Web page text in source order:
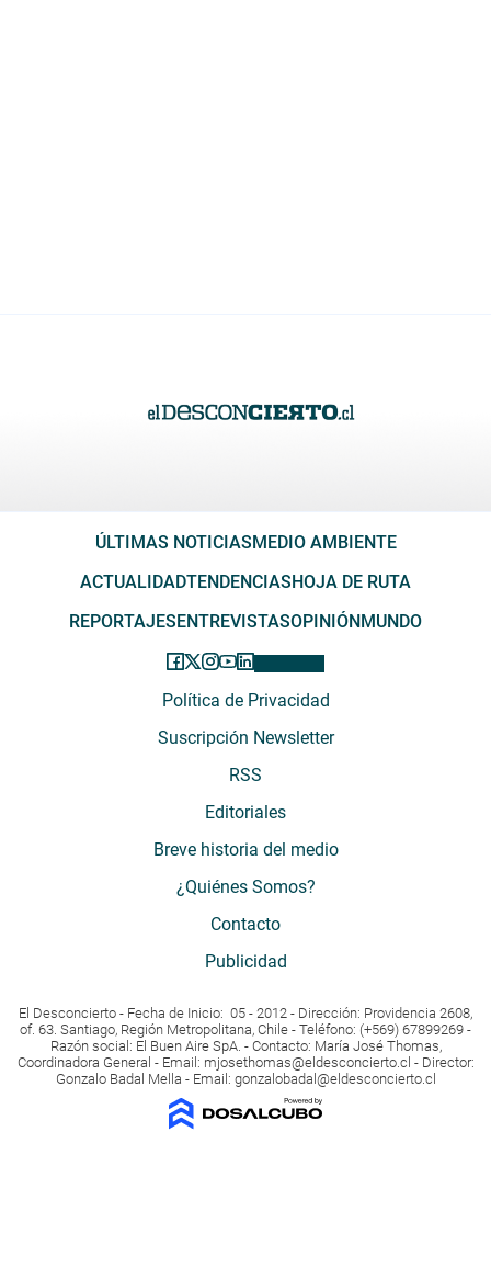
ÚLTIMAS NOTICIASMEDIO AMBIENTE
ACTUALIDADTENDENCIASHOJA DE RUTA
REPORTAJESENTREVISTASOPINIÓNMUNDO
Política de Privacidad
Suscripción Newsletter
RSS
Editoriales
Breve historia del medio
¿Quiénes Somos?
Contacto
Publicidad
El Desconcierto - Fecha de Inicio: 05 - 2012 - Dirección: Providencia 2608,
of. 63. Santiago, Región Metropolitana, Chile - Teléfono: (+569) 67899269 -
Razón social: El Buen Aire SpA. - Contacto: María José Thomas,
Coordinadora General - Email: mjosethomas@eldesconcierto.cl - Director:
Gonzalo Badal Mella - Email: gonzalobadal@eldesconcierto.cl